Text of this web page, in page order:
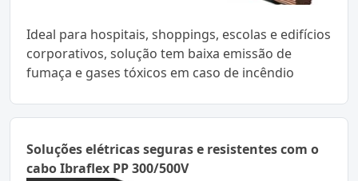
Ideal para hospitais, shoppings, escolas e edifícios
corporativos, solução tem baixa emissão de
fumaça e gases tóxicos em caso de incêndio
Soluções elétricas seguras e resistentes com o
cabo Ibraflex PP 300/500V